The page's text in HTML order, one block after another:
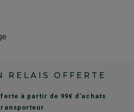
RELAIS OFFERTE
à partir de 99€ d'achats